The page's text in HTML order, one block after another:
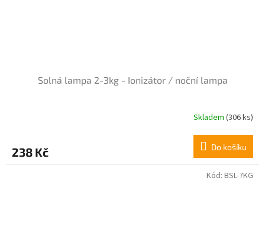
Solná lampa 2-3kg - Ionizátor / noční lampa
Skladem (306 ks)
238 Kč Do košíku
Kód: BSL-7KG